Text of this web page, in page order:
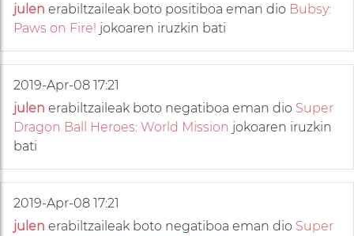
julen erabiltzaileak boto positiboa eman dio Bubsy:
Paws on Fire! jokoaren iruzkin bati
2019-Apr-08 17:21
julen erabiltzaileak boto negatiboa eman dio Super
Dragon Ball Heroes: World Mission jokoaren iruzkin
bati
2019-Apr-08 17:21
julen erabiltzaileak boto negatiboa eman dio Super